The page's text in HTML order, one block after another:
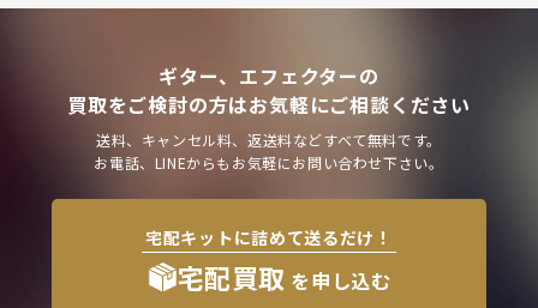
ギター、エフェクターの
買取をご検討の方はお気軽にご相談ください
送料、キャンセル料、返送料などすべて無料です。
お電話、LINEからもお気軽にお問い合わせ下さい。
宅配キットに詰めて送るだけ！
宅配買取 を申し込む